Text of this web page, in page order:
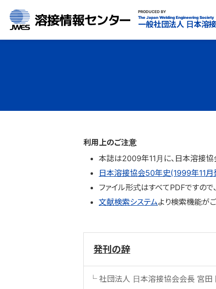
溶接情報センター
PRODUCED BY
The Japan Welding Engineering Society
一般社団法人 日本溶
利用上のご注意
本誌は2009年11月に、日本溶接協
日本溶接協会50年史(1999年11月
ファイル形式はすべてPDFですの
文献検索システムより検索機能が
発刊の辞
社団法人 日本溶接協会会長 宮田